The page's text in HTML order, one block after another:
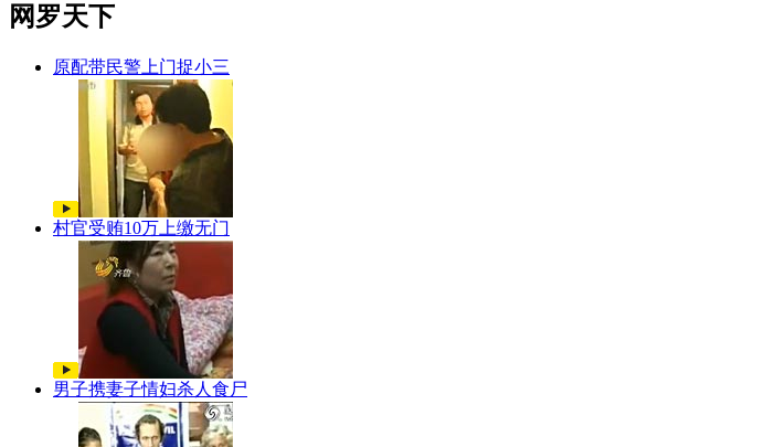
网罗天下
原配带民警上门捉小三
村官受贿10万上缴无门
男子携妻子情妇杀人食尸